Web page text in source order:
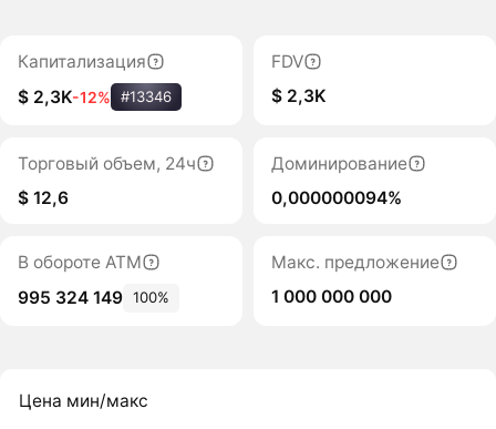
Капитализация
$ 2,3K-12% #13346
FDV
$ 2,3K
Торговый объем, 24ч
$ 12,6
Доминирование
0,000000094%
В обороте ATM
995 324 149 100%
Макс. предложение
1 000 000 000
Цена мин/макс